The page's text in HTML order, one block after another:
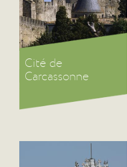
Cité de
Carcassonne